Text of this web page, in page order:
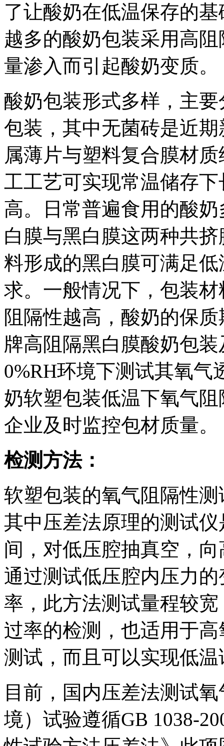
了让酸奶在低温保存的
越多的酸奶包装采用高
量渗入而引起酸奶变质。
酸奶包装形式多样，主
包装，其中无菌砖是近
属薄片与塑料复合膜材
工工艺可实现常温储存
高。日常普遍食用的酸
白膜与黑白膜这两种共
料形成的黑白膜可满足
求。一般情况下，包装
阻隔性越高，酸奶的保
牌高阻隔黑白膜酸奶包
0%RH环境下测试其氧
奶软塑包装低温下氧气
企业及时监控包材质量。
检测方法：
软塑包装的氧气阻隔性
其中压差法原理的测试
间，对低压腔抽真空，
通过测试低压腔内压力
率，此方法测试量程较
过率的检测，也适用于
测试，而且可以实现低
目前，国内压差法测试
境）试验遵循GB 1038-